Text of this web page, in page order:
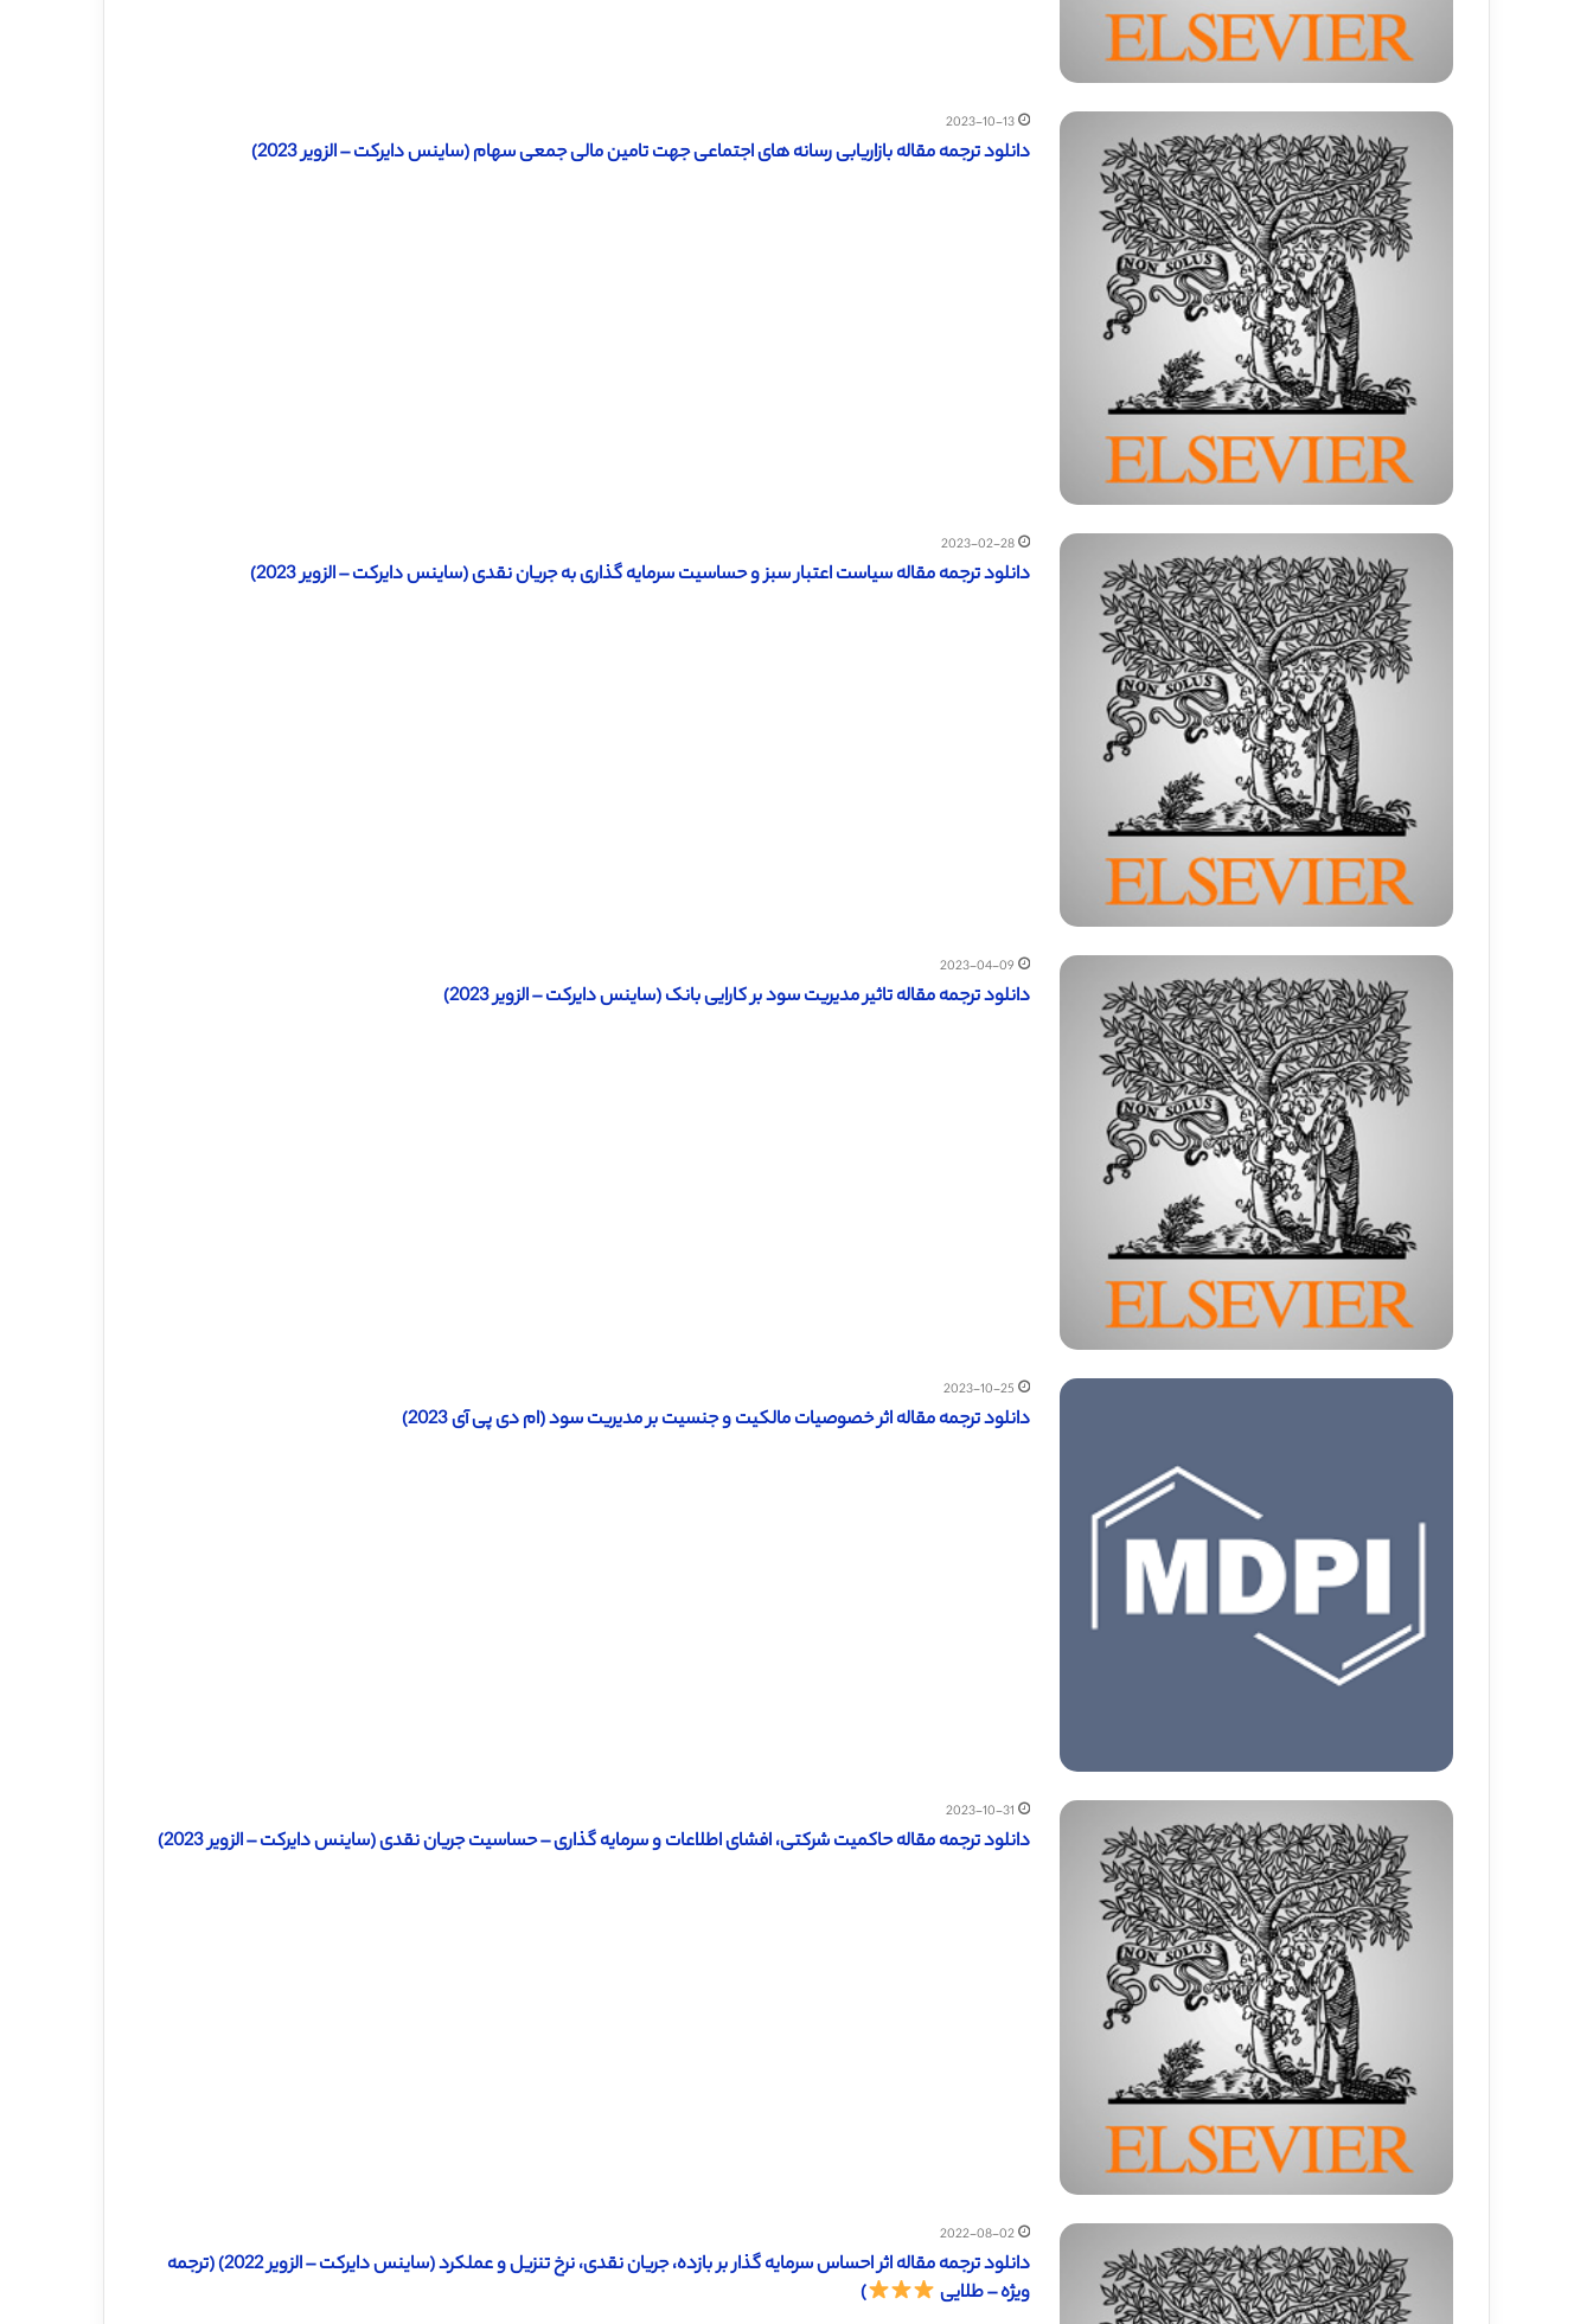
2023-10-13
دانلود ترجمه مقاله بازاریابی رسانه های اجتماعی جهت تامین مالی جمعی سهام (ساینس دایرکت – الزویر 2023)
2023-02-28
دانلود ترجمه مقاله سیاست اعتبار سبز و حساسیت سرمایه گذاری به جریان نقدی (ساینس دایرکت – الزویر 2023)
2023-04-09
دانلود ترجمه مقاله تاثیر مدیریت سود بر کارایی بانک (ساینس دایرکت – الزویر 2023)
2023-10-25
دانلود ترجمه مقاله اثر خصوصیات مالکیت و جنسیت بر مدیریت سود (ام دی پی آی 2023)
2023-10-31
دانلود ترجمه مقاله حاکمیت شرکتی، افشای اطلاعات و سرمایه گذاری – حساسیت جریان نقدی (ساینس دایرکت – الزویر 2023)
2022-08-02
دانلود ترجمه مقاله اثر احساس سرمایه گذار بر بازده، جریان نقدی، نرخ تنزیل و عملکرد (ساینس دایرکت – الزویر 2022) (ترجمه
ویژه – طلایی
)